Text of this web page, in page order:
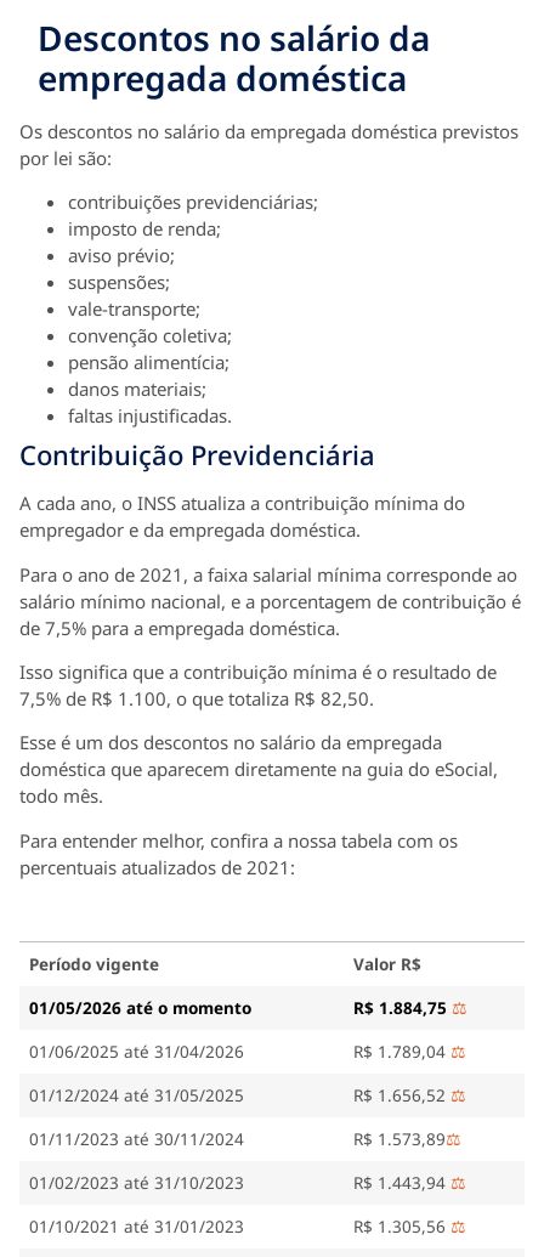
Descontos no salário da
empregada doméstica
Os descontos no salário da empregada doméstica previstos
por lei são:
contribuições previdenciárias;
imposto de renda;
aviso prévio;
suspensões;
vale-transporte;
convenção coletiva;
pensão alimentícia;
danos materiais;
faltas injustificadas.
Contribuição Previdenciária
A cada ano, o INSS atualiza a contribuição mínima do
empregador e da empregada doméstica.
Para o ano de 2021, a faixa salarial mínima corresponde ao
salário mínimo nacional, e a porcentagem de contribuição é
de 7,5% para a empregada doméstica.
Isso significa que a contribuição mínima é o resultado de
7,5% de R$ 1.100, o que totaliza R$ 82,50.
Esse é um dos descontos no salário da empregada
doméstica que aparecem diretamente na guia do eSocial,
todo mês.
Para entender melhor, confira a nossa tabela com os
percentuais atualizados de 2021:
Período vigente
Valor R$
01/05/2026 até o momento
R$ 1.884,75 ⚖️
01/06/2025 até 31/04/2026
R$ 1.789,04 ⚖️
01/12/2024 até 31/05/2025
R$ 1.656,52 ⚖️
01/11/2023 até 30/11/2024
R$ 1.573,89⚖️
01/02/2023 até 31/10/2023
R$ 1.443,94 ⚖️
01/10/2021 até 31/01/2023
R$ 1.305,56 ⚖️